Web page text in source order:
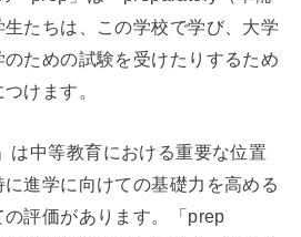
たちは、この学校で学び、大学
ための試験を受けたりするため
けます。
は中等教育における重要な位置
進学に向けての基礎力を高める
評価があります。「prep